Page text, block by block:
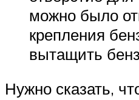
можно было
крепления
вытащить
Нужно сказать,